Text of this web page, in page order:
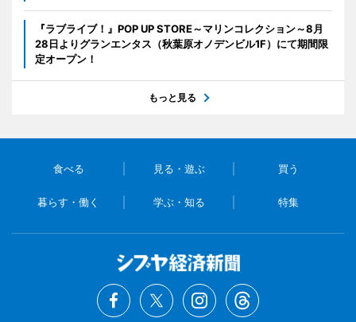
『ラブライブ！』POP UP STORE～マリンコレクション～8月
28日よりグランエンタス（秋葉原オノデンビル1F）にて期間限
定オープン！
もっと見る
食べる 見る・遊ぶ 買う
暮らす・働く 学ぶ・知る 特集